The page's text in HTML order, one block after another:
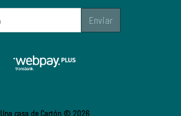
Enviar
Una casa de Cartón © 2026